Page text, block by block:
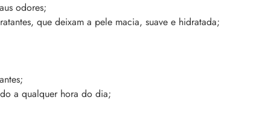
odores;
que deixam a pele macia, suave e hidratada;
a qualquer hora do dia;